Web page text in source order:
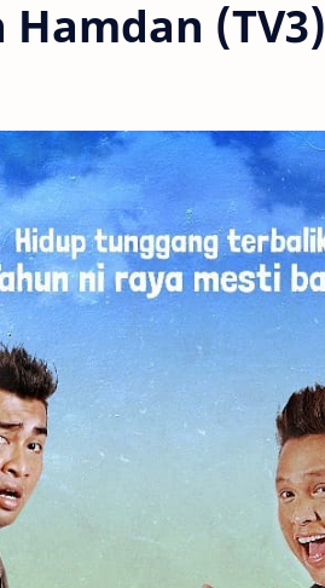
(TV3)